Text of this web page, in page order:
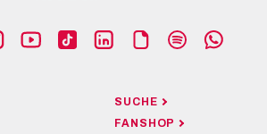
SUCHE
FANSHOP